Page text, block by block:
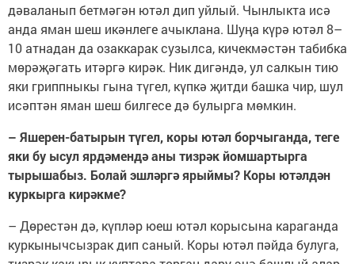
дәваланып бетмәгән ютәл дип уйлый. Чынлыкта исә
анда яман шеш икәнлеге ачыклана. Шуңа күрә ютәл 8–
10 атнадан да озаккарак сузылса, кичекмәстән табибка
мөрәҗәгать итәргә кирәк. Ник дигәндә, ул салкын тию
яки гриппныкы гына түгел, күпкә җитди башка чир, шул
исәптән яман шеш билгесе дә булырга мөмкин.
– Яшерен-батырын түгел, коры ютәл борчыганда, теге
яки бу ысул ярдәмендә аны тизрәк йомшартырга
тырышабыз. Болай эшләргә ярыймы? Коры ютәлдән
куркырга кирәкме?
– Дөрестән дә, күпләр юеш ютәл корысына караганда
куркынычсызрак дип саный. Коры ютәл пәйда булуга,